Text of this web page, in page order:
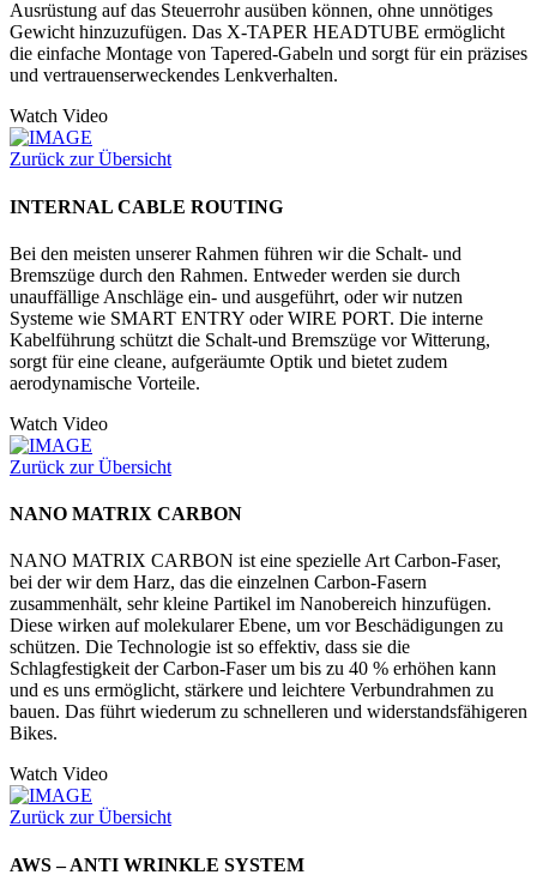
Ausrüstung auf das Steuerrohr ausüben können, ohne unnötiges
Gewicht hinzuzufügen. Das X-TAPER HEADTUBE ermöglicht
die einfache Montage von Tapered-Gabeln und sorgt für ein präzises
und vertrauenserweckendes Lenkverhalten.
Watch Video
Zurück zur Übersicht
INTERNAL CABLE ROUTING
Bei den meisten unserer Rahmen führen wir die Schalt- und
Bremszüge durch den Rahmen. Entweder werden sie durch
unauffällige Anschläge ein- und ausgeführt, oder wir nutzen
Systeme wie SMART ENTRY oder WIRE PORT. Die interne
Kabelführung schützt die Schalt-und Bremszüge vor Witterung,
sorgt für eine cleane, aufgeräumte Optik und bietet zudem
aerodynamische Vorteile.
Watch Video
Zurück zur Übersicht
NANO MATRIX CARBON
NANO MATRIX CARBON ist eine spezielle Art Carbon-Faser,
bei der wir dem Harz, das die einzelnen Carbon-Fasern
zusammenhält, sehr kleine Partikel im Nanobereich hinzufügen.
Diese wirken auf molekularer Ebene, um vor Beschädigungen zu
schützen. Die Technologie ist so effektiv, dass sie die
Schlagfestigkeit der Carbon-Faser um bis zu 40 % erhöhen kann
und es uns ermöglicht, stärkere und leichtere Verbundrahmen zu
bauen. Das führt wiederum zu schnelleren und widerstandsfähigeren
Bikes.
Watch Video
Zurück zur Übersicht
AWS – ANTI WRINKLE SYSTEM